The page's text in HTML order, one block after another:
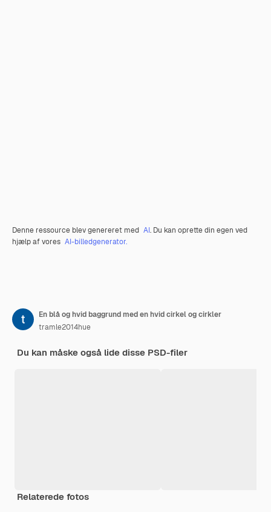
Denne ressource blev genereret med AI. Du kan oprette din egen ved
hjælp af vores AI-billedgenerator.
En blå og hvid baggrund med en hvid cirkel og cirkler
tramle2014hue
Du kan måske også lide disse PSD-filer
Relaterede fotos